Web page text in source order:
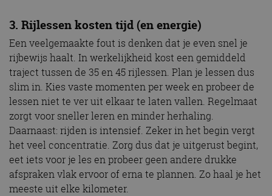
3. Rijlessen kosten tijd (en energie)
Een veelgemaakte fout is denken dat je even snel je
rijbewijs haalt. In werkelijkheid kost een gemiddeld
traject tussen de 35 en 45 rijlessen. Plan je lessen dus
slim in. Kies vaste momenten per week en probeer de
lessen niet te ver uit elkaar te laten vallen. Regelmaat
zorgt voor sneller leren en minder herhaling.
Daarnaast: rijden is intensief. Zeker in het begin vergt
het veel concentratie. Zorg dus dat je uitgerust begint,
eet iets voor je les en probeer geen andere drukke
afspraken vlak ervoor of erna te plannen. Zo haal je het
meeste uit elke kilometer.